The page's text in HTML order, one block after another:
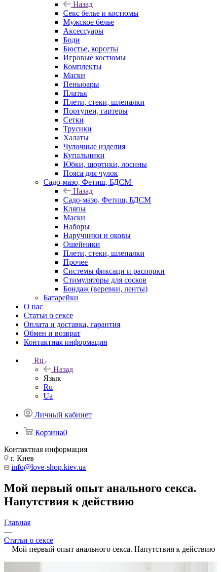
Назад
Секс белье и костюмы
Мужское белье
Аксессуары
Боди
Бюстье, корсеты
Игровые костюмы
Комплекты
Маски
Пеньюары
Платья
Плети, стеки, шлепалки
Портупеи, гартеры
Сетки
Трусики
Халаты
Чулочные изделия
Купальники
Юбки, шортики, лосины
Пояса для чулок
Садо-мазо, Фетиш, БДСМ
Назад
Садо-мазо, Фетиш, БДСМ
Кляпы
Маски
Наборы
Наручники и оковы
Ошейники
Плети, стеки, шлепалки
Прочее
Системы фиксаци и распорки
Стимуляторы для сосков
Бондаж (веревки, ленты)
Батарейки
О нас
Статьи о сексе
Оплата и доставка, гарантия
Обмен и возврат
Контактная информация
Ru
Назад
Язык
Ru
Ua
Личный кабинет
Корзина0
Контактная информация
г. Киев
info@love-shop.kiev.ua
Мой первый опыт анального секса.
Напутствия к действию
Главная
—
Статьи о сексе
—Мой первый опыт анального секса. Напутствия к действию